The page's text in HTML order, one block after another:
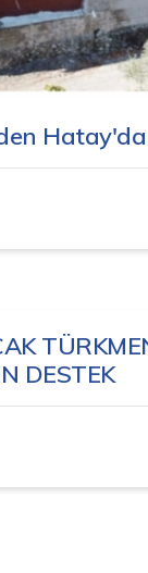
DESTEK